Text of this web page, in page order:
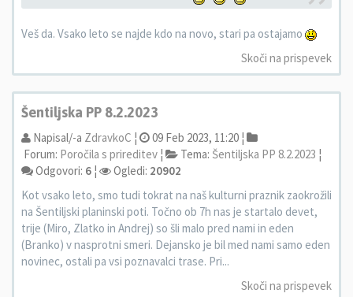
Veš da. Vsako leto se najde kdo na novo, stari pa ostajamo
Skoči na prispevek
Šentiljska PP 8.2.2023
Napisal/-a ZdravkoC ¦
09 Feb 2023, 11:20 ¦
Forum: Poročila s prireditev ¦ Tema: Šentiljska PP 8.2.2023 ¦
Odgovori: 6 ¦ Ogledi: 20902
Kot vsako leto, smo tudi tokrat na naš kulturni praznik zaokrožili
na Šentiljski planinski poti. Točno ob 7h nas je startalo devet,
trije (Miro, Zlatko in Andrej) so šli malo pred nami in eden
(Branko) v nasprotni smeri. Dejansko je bil med nami samo eden
novinec, ostali pa vsi poznavalci trase. Pri...
Skoči na prispevek